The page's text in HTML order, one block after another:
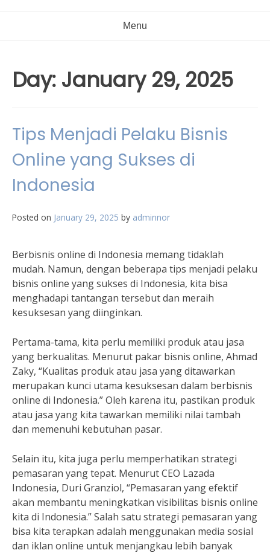
Menu
Day: January 29, 2025
Tips Menjadi Pelaku Bisnis
Online yang Sukses di
Indonesia
Posted on January 29, 2025 by adminnor
Berbisnis online di Indonesia memang tidaklah
mudah. Namun, dengan beberapa tips menjadi pelaku
bisnis online yang sukses di Indonesia, kita bisa
menghadapi tantangan tersebut dan meraih
kesuksesan yang diinginkan.
Pertama-tama, kita perlu memiliki produk atau jasa
yang berkualitas. Menurut pakar bisnis online, Ahmad
Zaky, “Kualitas produk atau jasa yang ditawarkan
merupakan kunci utama kesuksesan dalam berbisnis
online di Indonesia.” Oleh karena itu, pastikan produk
atau jasa yang kita tawarkan memiliki nilai tambah
dan memenuhi kebutuhan pasar.
Selain itu, kita juga perlu memperhatikan strategi
pemasaran yang tepat. Menurut CEO Lazada
Indonesia, Duri Granziol, “Pemasaran yang efektif
akan membantu meningkatkan visibilitas bisnis online
kita di Indonesia.” Salah satu strategi pemasaran yang
bisa kita terapkan adalah menggunakan media sosial
dan iklan online untuk menjangkau lebih banyak